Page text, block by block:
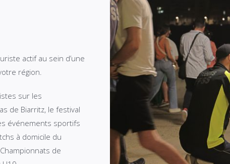
actif au sein d’une
région.
sur les
de Biarritz, le festival
événements sportifs
à domicile du
de